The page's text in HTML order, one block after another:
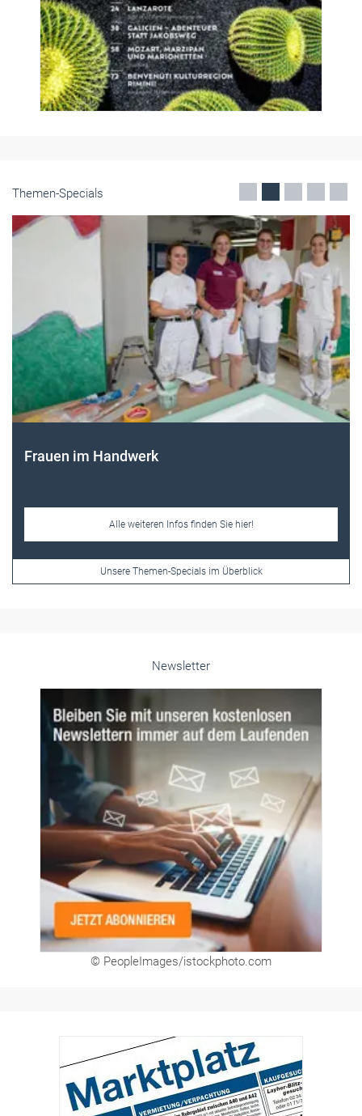
Themen-Specials
Frauen im Handwerk
Alle weiteren Infos finden Sie hier!
Unsere Themen-Specials im Überblick
Newsletter
© PeopleImages/istockphoto.com